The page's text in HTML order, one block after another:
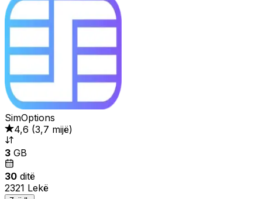
SimOptions
4,6 (3,7 mijë)
3 GB
30 ditë
2321 Lekë